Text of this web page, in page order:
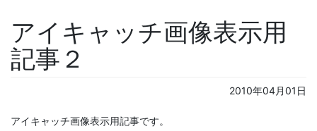
アイキャッチ画像表示用
記事２
2010年04月01日
アイキャッチ画像表示用記事です。